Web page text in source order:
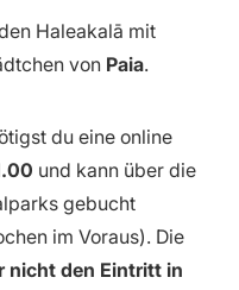
Haleakalā mit
von Paia.
du eine online
und kann über die
gebucht
im Voraus). Die
nicht den Eintritt in